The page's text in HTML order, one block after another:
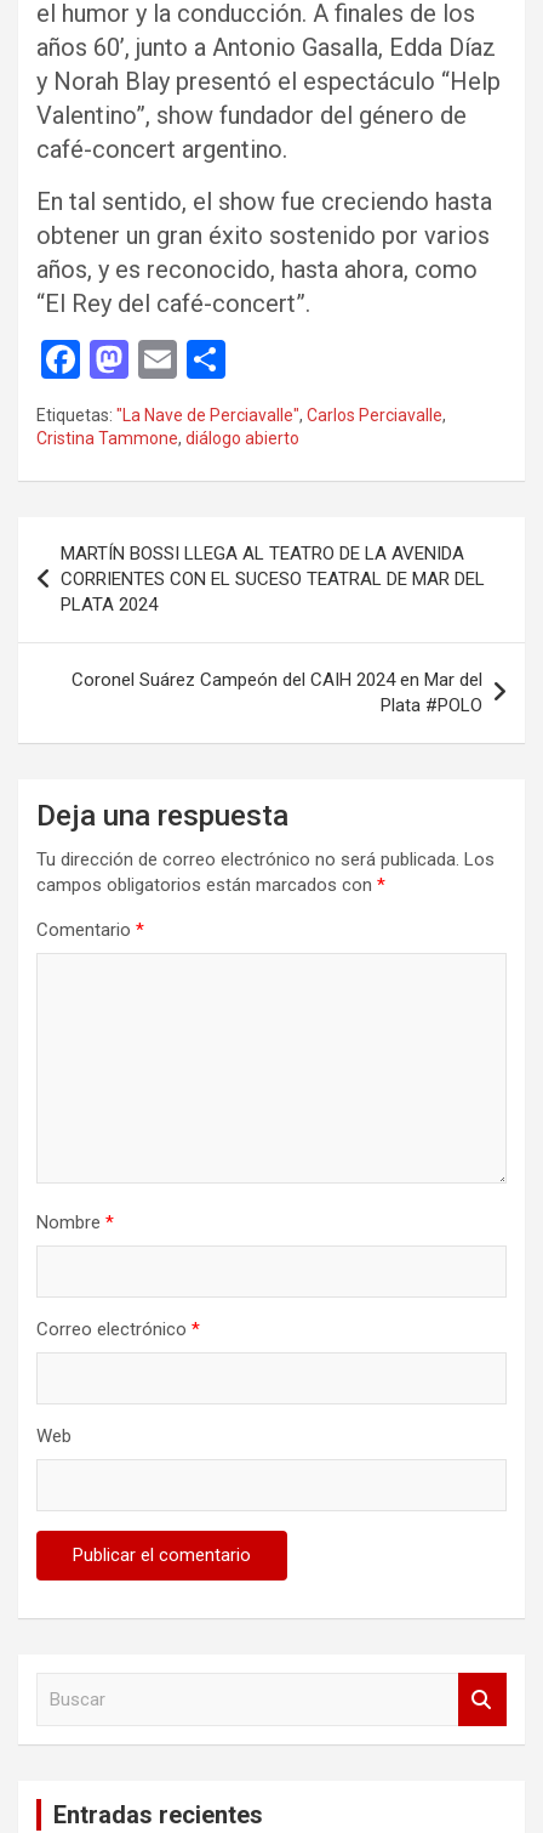
el humor y la conducción. A finales de los
años 60’, junto a Antonio Gasalla, Edda Díaz
y Norah Blay presentó el espectáculo “Help
Valentino”, show fundador del género de
café-concert argentino.
En tal sentido, el show fue creciendo hasta
obtener un gran éxito sostenido por varios
años, y es reconocido, hasta ahora, como
“El Rey del café-concert”.
F
a
ce
b
o
k
M
a
st
o
o
n
E
m
ail m
p
tir
Etiquetas: "La Nave de Perciavalle", Carlos Perciavalle,
Cristina Tammone, diálogo abierto
Navegación
de
entradas
MARTÍN BOSSI LLEGA AL TEATRO DE LA AVENIDA
CORRIENTES CON EL SUCESO TEATRAL DE MAR DEL
PLATA 2024
Coronel Suárez Campeón del CAIH 2024 en Mar del
Plata #POLO
Deja una respuesta
Tu dirección de correo electrónico no será publicada. Los
campos obligatorios están marcados con *
Comentario *
Nombre *
Correo electrónico *
Web
Entradas recientes